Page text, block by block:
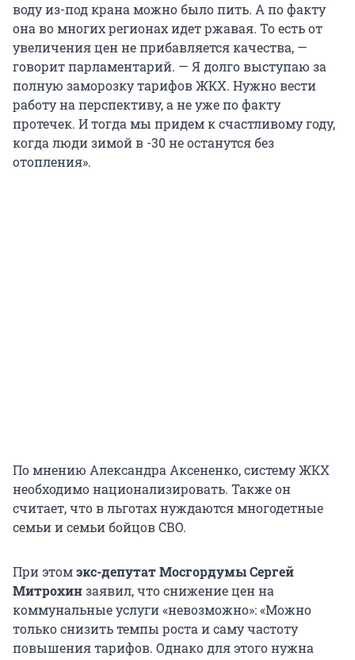
воду из-под крана можно было пить. А по факту
она во многих регионах идет ржавая. То есть от
увеличения цен не прибавляется качества, —
говорит парламентарий. — Я долго выступаю за
полную заморозку тарифов ЖКХ. Нужно вести
работу на перспективу, а не уже по факту
протечек. И тогда мы придем к счастливому году,
когда люди зимой в -30 не останутся без
отопления».
По мнению Александра Аксененко, систему ЖКХ
необходимо национализировать. Также он
считает, что в льготах нуждаются многодетные
семьи и семьи бойцов СВО.
При этомэкс-депутат Мосгордумы Сергей
Митрохинзаявил, что снижение цен на
коммунальные услуги «невозможно»: «Можно
только снизить темпы роста и саму частоту
повышения тарифов. Однако для этого нужна